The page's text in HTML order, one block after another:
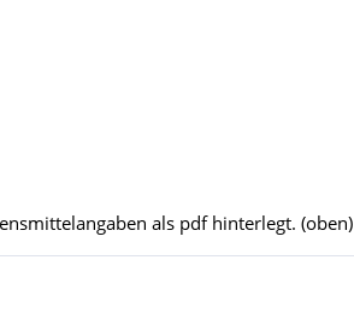
als pdf hinterlegt. (oben)